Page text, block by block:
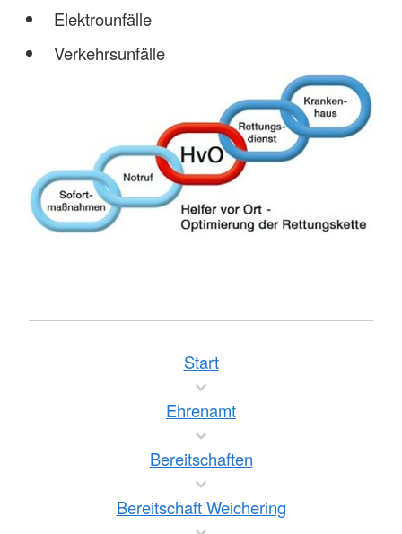
Elektrounfälle
Verkehrsunfälle
Start
Ehrenamt
Bereitschaften
Bereitschaft Weichering